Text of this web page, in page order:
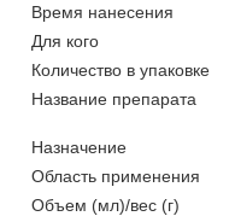
Время нанесения
Для кого
Количество в упаковке
Название препарата
Назначение
Область применения
Объем (мл)/вес (г)